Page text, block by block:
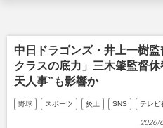
中日ドラゴンズ・井上一樹
クラスの底力」三木肇監督
天人事”も影響か
野球 スポーツ 炎上 SNS テレビ
2026/